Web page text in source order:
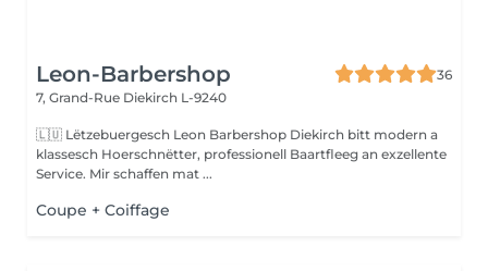
Leon-Barbershop
36
7, Grand-Rue Diekirch L-9240
🇱🇺 Lëtzebuergesch Leon Barbershop Diekirch bitt modern a
klassesch Hoerschnëtter, professionell Baartfleeg an exzellente
Service. Mir schaffen mat ...
Coupe + Coiffage